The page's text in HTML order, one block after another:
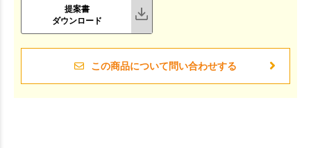
提案書
ダウンロード
この商品について問い合わせする